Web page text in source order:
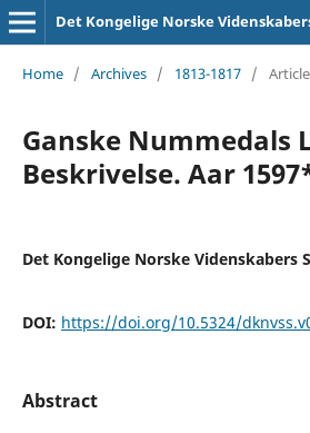
Det Kongelige Norske
Home / Archives / 1813-1817 /
Ganske Nummedals
Beskrivelse. Aar
Det Kongelige Norske Videnskabers
DOI: https://doi.org/10.5324/
Abstract